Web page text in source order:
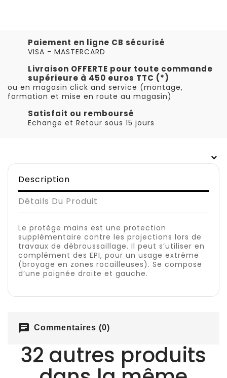
Paiement en ligne CB sécurisé
VISA - MASTERCARD
Livraison OFFERTE pour toute commande
supérieure à 450 euros TTC (*)
ou en magasin click and service (montage,
formation et mise en route au magasin)
Satisfait ou remboursé
Echange et Retour sous 15 jours
Description
Détails Du Produit
Le protège mains est une protection
supplémentaire contre les projections lors de
travaux de débroussaillage. Il peut s’utiliser en
complément des EPI, pour un usage extrême
(broyage en zones rocailleuses). Se compose
d’une poignée droite et gauche.
chat Commentaires (0)
32 autres produits